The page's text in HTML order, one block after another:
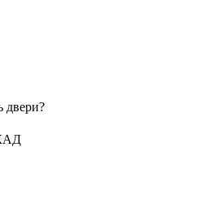
двери?